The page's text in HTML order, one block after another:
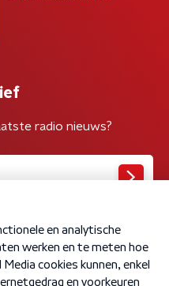
radio nieuws?